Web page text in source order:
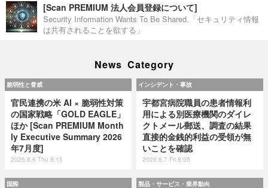
[Scan PREMIUM 法人会員登録について]
Security Information Wants To Be Shared.「セキュリティ情報
は共有されることを欲する」
News Category
脆弱性と脅威
官民連携の米 AI × 脆弱性対策
の国家戦略「GOLD EAGLE」
ほか [Scan PREMIUM Month
ly Executive Summary 2026
年7月度]
2026.8.6 Thu 8:15
インシデント・事故
宇都宮病院職員の患者情報利
用による別医療機関のダイレ
クトメール郵送、調査の結果
直接的金銭的利益の受領が無
いことを確認
2026.8.7 Fri 8:05
国際 製品・サービス・業界動向